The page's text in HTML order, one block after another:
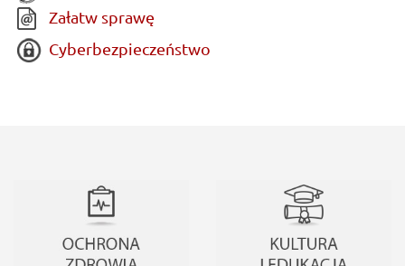
Załatw sprawę
Cyberbezpieczeństwo